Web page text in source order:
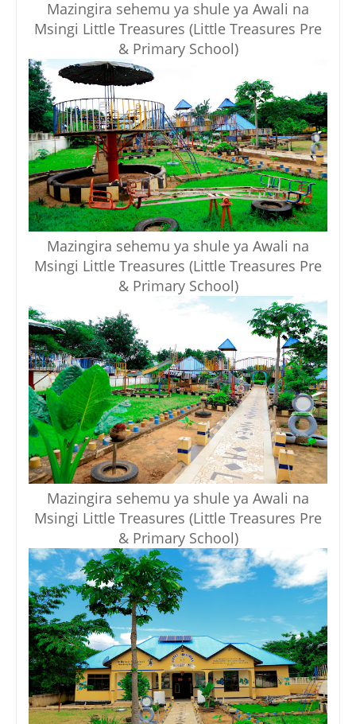
Mazingira sehemu ya shule ya Awali na
Msingi Little Treasures (Little Treasures Pre
& Primary School)
Mazingira sehemu ya shule ya Awali na
Msingi Little Treasures (Little Treasures Pre
& Primary School)
Mazingira sehemu ya shule ya Awali na
Msingi Little Treasures (Little Treasures Pre
& Primary School)